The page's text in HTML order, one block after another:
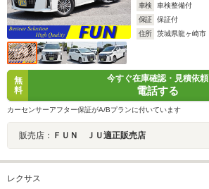
車検
車検整備付
保証
保証付
住所
茨城県龍ヶ崎市
無
料
今すぐ在庫確認・見積依頼
電話する
カーセンサーアフター保証がA/Bプランに付いています
販売店： ＦＵＮ ＪＵ適正販売店
レクサス